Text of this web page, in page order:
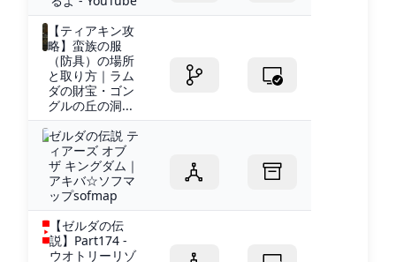
【ティアキン攻
略】蛮族の服
（防具）の場所
と取り方｜ラム
ダの財宝・ゴン
グルの丘の洞...
ゼルダの伝説 テ
ィアーズ オブ
ザ キングダム｜
アキバ☆ソフマ
ップsofmap
【ゼルダの伝
説】Part174 -
ウオトリーリゾ